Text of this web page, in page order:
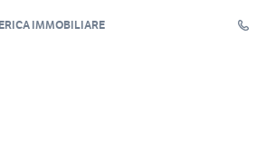
IMMOBILIARE